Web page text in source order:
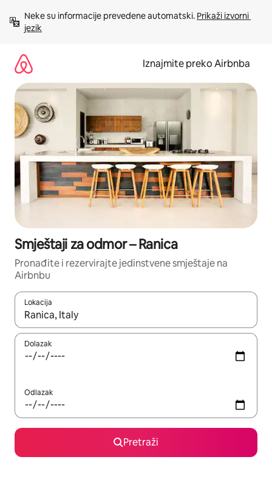
sadržaj
Neke su informacije prevedene automatski. Prikaži izvorni
jezik
Iznajmite preko Airbnba
Smještaji za odmor – Ranica
Pronađite i rezervirajte jedinstvene smještaje na
Airbnbu
Lokacija
Kada budu dostupni rezultati, moći ćete ih pregledati
Dolazak
Odlazak
Pretraži